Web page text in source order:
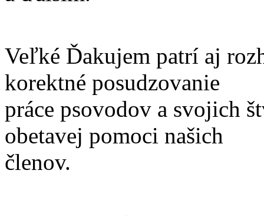
Veľké Ďakujem patrí aj
korektné posudzovanie
práce psovodov a svojich
obetavej pomoci našich
členov.